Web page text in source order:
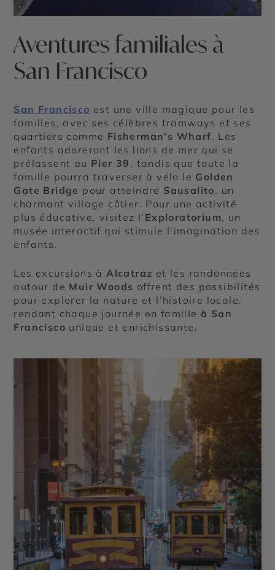
Aventures familiales à
San Francisco
San Francisco est une ville magique pour les
familles, avec ses célèbres tramways et ses
quartiers comme Fisherman’s Wharf. Les
enfants adoreront les lions de mer qui se
prélassent au Pier 39 , tandis que toute la
famille pourra traverser à vélo le Golden
Gate Bridge pour atteindre Sausalito, un
charmant village côtier. Pour une activité
plus éducative, visitez l’ Exploratorium, un
musée interactif qui stimule l’imagination des
enfants.
Les excursions àAlcatraz et les randonnées
autour de Muir Woods offrent des possibilités
pour explorer la nature et l’histoire locale,
rendant chaque journée en famille à San
Francisco unique et enrichissante.